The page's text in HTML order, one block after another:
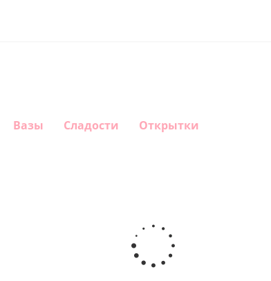
Вазы Сладости Открытки
гелиевый
цифра 1
(40х102